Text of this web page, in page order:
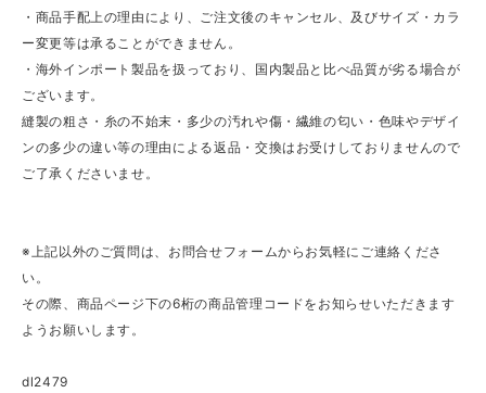
・商品手配上の理由により、ご注文後のキャンセル、及びサイズ・カラ
ー変更等は承ることができません。
・海外インポート製品を扱っており、国内製品と比べ品質が劣る場合が
ございます。
縫製の粗さ・糸の不始末・多少の汚れや傷・繊維の匂い・色味やデザイ
ンの多少の違い等の理由による返品・交換はお受けしておりませんので
ご了承くださいませ。
※上記以外のご質問は、お問合せフォームからお気軽にご連絡くださ
い。
その際、商品ページ下の6桁の商品管理コードをお知らせいただきます
ようお願いします。
dl2479